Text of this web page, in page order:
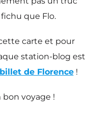
que Flo.
carte et pour
station-blog est
billet de Florence!
bon voyage !